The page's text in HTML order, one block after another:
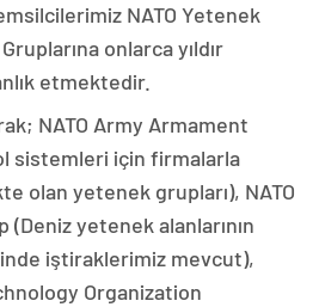
NATO Yetenek
onlarca yıldır
etmektedir.
NATO Army Armament
sistemleri için firmalarla
olan yetenek grupları), NATO
yetenek alanlarının
iştiraklerimiz mevcut),
Organization